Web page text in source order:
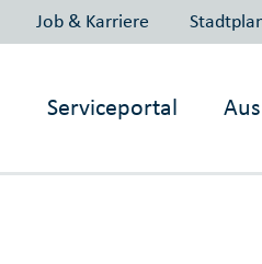
Job & Karriere
Serviceportal